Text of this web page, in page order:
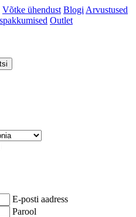
Võtke ühendust Blogi Arvustused
Outlet
E-posti aadress
Parool